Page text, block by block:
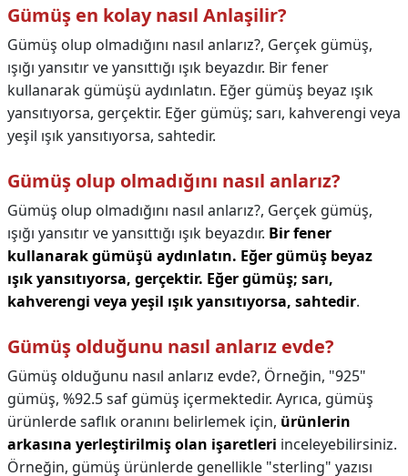
Gümüş en kolay nasıl Anlaşilir?
Gümüş olup olmadığını nasıl anlarız?, Gerçek gümüş,
ışığı yansıtır ve yansıttığı ışık beyazdır. Bir fener
kullanarak gümüşü aydınlatın. Eğer gümüş beyaz ışık
yansıtıyorsa, gerçektir. Eğer gümüş; sarı, kahverengi veya
yeşil ışık yansıtıyorsa, sahtedir.
Gümüş olup olmadığını nasıl anlarız?
Gümüş olup olmadığını nasıl anlarız?, Gerçek gümüş,
ışığı yansıtır ve yansıttığı ışık beyazdır. Bir fener
kullanarak gümüşü aydınlatın. Eğer gümüş beyaz
ışık yansıtıyorsa, gerçektir. Eğer gümüş; sarı,
kahverengi veya yeşil ışık yansıtıyorsa, sahtedir.
Gümüş olduğunu nasıl anlarız evde?
Gümüş olduğunu nasıl anlarız evde?, Örneğin, "925"
gümüş, %92.5 saf gümüş içermektedir. Ayrıca, gümüş
ürünlerde saflık oranını belirlemek için, ürünlerin
arkasına yerleştirilmiş olan işaretleri inceleyebilirsiniz.
Örneğin, gümüş ürünlerde genellikle "sterling" yazısı